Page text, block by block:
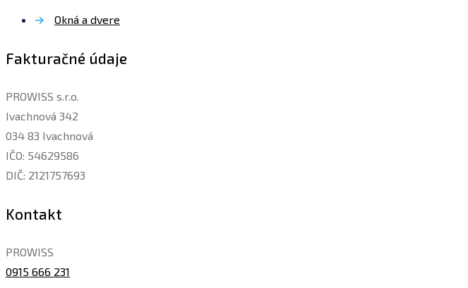
→
Okná a dvere
Fakturačné údaje
PROWISS s.r.o.
Ivachnová 342
034 83 Ivachnová
IČO: 54629586
DIČ: 2121757693
Kontakt
PROWISS
0915 666 231